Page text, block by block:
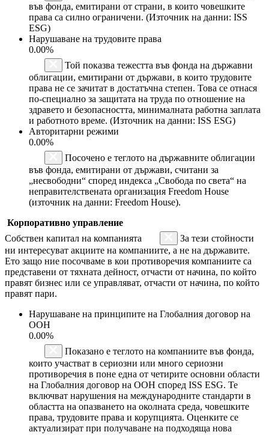
във фонда, емитирани от страни, в които човешките
права са силно ограничени. (Източник на данни: ISS
ESG)
Нарушаване на трудовите права
0.00%
Той показва тежестта във фонда на държавни
облигации, емитирани от държави, в които трудовите
права не се зачитат в достатъчна степен. Това се отнася
по-специално за защитата на труда по отношение на
здравето и безопасността, минималната работна заплата
и работното време. (Източник на данни: ISS ESG)
Авторитарни режими
0.00%
Посочено е теглото на държавните облигации
във фонда, емитирани от държави, считани за
„несвободни“ според индекса „Свобода по света“ на
неправителствената организация Freedom House
(източник на данни: Freedom House).
Корпоративно управление
Собствен капитал на компанията
За тези стойности
ни интересуват акциите на компаниите, а не на държавите.
Ето защо ние посочваме в кои противоречия компаниите са
представени от тяхната дейност, отчасти от начина, по който
правят бизнес или се управляват, отчасти от начина, по който
правят пари.
Нарушаване на принципите на Глобалния договор на
ООН
0.00%
Показано е теглото на компаниите във фонда,
които участват в сериозни или много сериозни
противоречия в поне една от четирите основни области
на Глобалния договор на ООН според ISS ESG. Те
включват нарушения на международните стандарти в
областта на опазването на околната среда, човешките
права, трудовите права и корупцията. Оценките се
актуализират при получаване на подходяща нова